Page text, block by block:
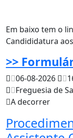
Em baixo tem o
Candididatura
>>
06-08-2026
Freguesia de
A decorrer